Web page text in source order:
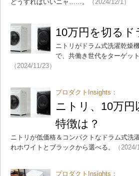
どうすればいいニャ……。 （2024/12/1）
10万円を切る
ニトリがドラム式洗濯乾燥
で、共働き世代をターゲッ
（2024/11/23）
プロダクトInsights：
ニトリ、10万
特徴は？
ニトリが低価格＆コンパクトなドラム式洗
れホワイトとブラックから選べる。
（2024/
プロダクトInsights：